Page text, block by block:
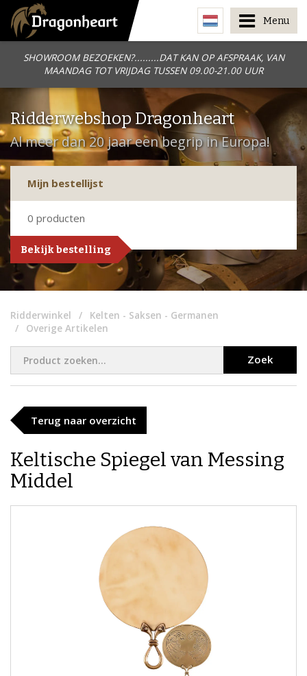
SHOWROOM BEZOEKEN?.........DAT KAN OP AFSPRAAK, VAN
MAANDAG TOT VRIJDAG TUSSEN 09.00-21.00 UUR
Menu
Ridderwebshop Dragonheart
Al meer dan 20 jaar een begrip in Europa!
Mijn bestellijst
0 producten
Bekijk bestelling
Ridderwinkel
Kelten - Saksen - Germanen
Overige Artikelen
Zoek
Terug naar overzicht
Keltische Spiegel van Messing
Middel